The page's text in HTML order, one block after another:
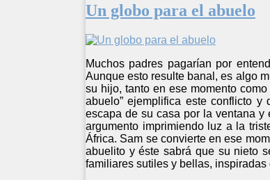
Un globo para el abuelo
Muchos padres pagarían por
Aunque esto resulte banal, es algo
su hijo, tanto en ese momento
abuelo” ejemplifica este conflicto
escapa de su casa por la ventana y
argumento imprimiendo luz a la
África. Sam se convierte en ese
abuelito y éste sabrá que su nieto
familiares sutiles y bellas,